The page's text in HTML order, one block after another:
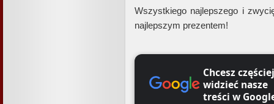
Wszystkiego najlepszego i
najlepszym prezentem!
Chcesz częściej
widzieć nasze
treści w